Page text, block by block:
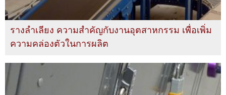
รางลำเลียง ความสำคัญกับงานอุตสาหกรรม เพื่อเพิ่ม
ความคล่องตัวในการผลิต